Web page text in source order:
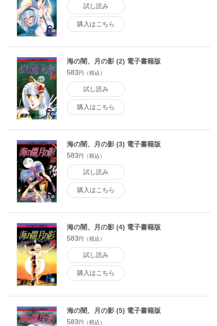
試し読み
購入はこちら
海の闇、月の影 (2) 電子書籍版
583円（税込）
試し読み
購入はこちら
海の闇、月の影 (3) 電子書籍版
583 円（税込）
試し読み
購入はこちら
海の闇、月の影 (4) 電子書籍版
583 円（税込）
試し読み
購入はこちら
海の闇、月の影 (5) 電子書籍版
583円（税込）